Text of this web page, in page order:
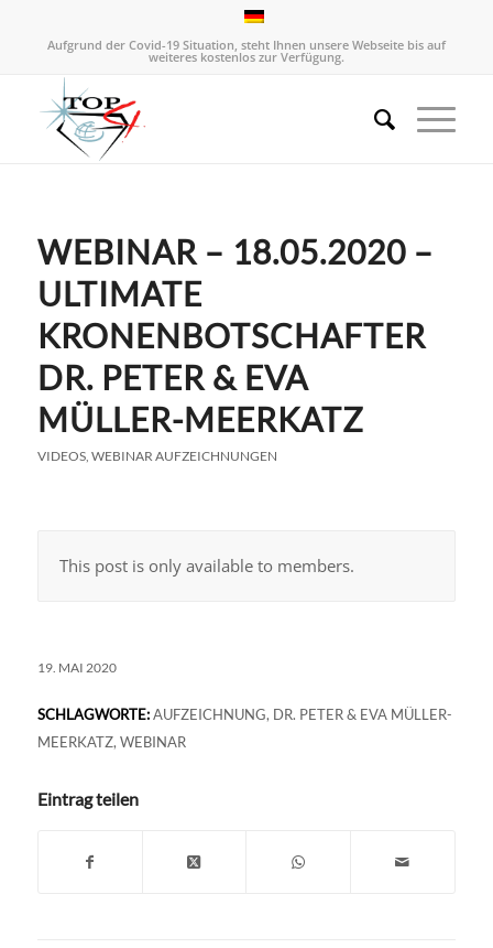
Aufgrund der Covid-19 Situation, steht Ihnen unsere Webseite bis auf
weiteres kostenlos zur Verfügung.
WEBINAR – 18.05.2020 –
ULTIMATE
KRONENBOTSCHAFTER
DR. PETER & EVA
MÜLLER-MEERKATZ
VIDEOS, WEBINAR AUFZEICHNUNGEN
This post is only available to members.
19. MAI 2020
SCHLAGWORTE: AUFZEICHNUNG, DR. PETER & EVA MÜLLER-
MEERKATZ, WEBINAR
Eintrag teilen